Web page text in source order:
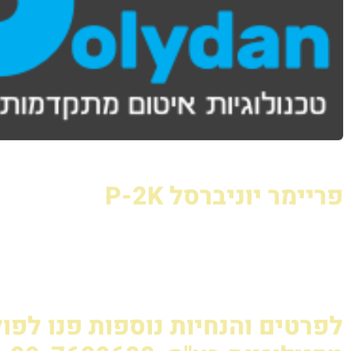
פריימר יוניברסל P-2K
לפרטים והנחיות נוספות פנו